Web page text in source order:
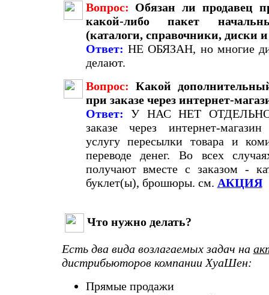
Вопрос: Обязан ли продавец
какой-либо пакет
(каталоги, справочники, диски
Ответ: НЕ ОБЯЗАН, но многие
делают.
Вопрос: Какой
при заказе через интернет-
Ответ: У НАС НЕТ
заказе через интернет-
услугу пересылки товара и
переводе денег. Во всех
получают вместе с заказом -
буклет(ы), брошюры. см. АКЦИЯ
Что нужно делать?
Есть два вида возлагаемых задач на
дистрибьюторов компании ХуаШен:
Прямые продажи